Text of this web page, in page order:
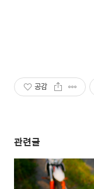
공감
관련글